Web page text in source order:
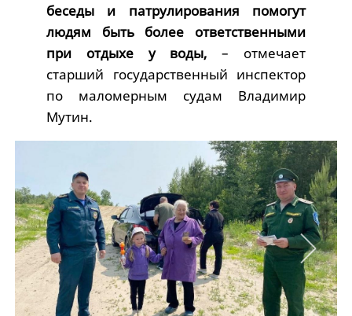
беседы и патрулирования помогут
людям быть более ответственными
при отдыхе у воды,– отмечает
старший государственный инспектор
по маломерным судам Владимир
Мутин.